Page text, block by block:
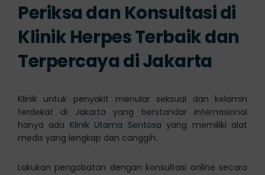
Periksa dan Konsultasi di
Klinik Herpes Terbaik dan
Terpercaya di Jakarta
Klinik untuk penyakit menular seksual dan kelamin
terdekat di Jakarta yang berstandar internasional
hanya ada Klinik Utama Sentosa yang memiliki alat
medis yang lengkap dan canggih.
Lakukan pengobatan dengan konsultasi online secara